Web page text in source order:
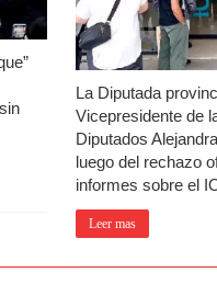
La Diputada
Vicepresidente de
Diputados
luego del rechazo
informes sobre el
Leer mas